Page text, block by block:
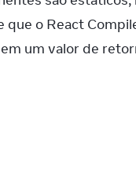
que o React
um valor de